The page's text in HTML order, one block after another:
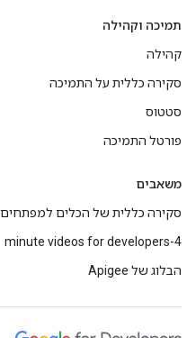
תמיכה וקהילה
קהילה
סקירה כללית על התמיכה
סטטוס
פורטל התמיכה
משאבים
סקירה כללית של הכלים למפתחים
4-minute videos for developers
הבלוג של Apigee